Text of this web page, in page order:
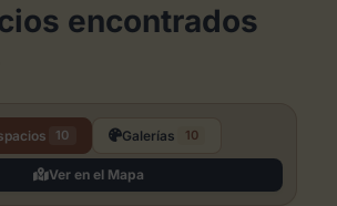
encontrados
10 Galerías 10
Ver en el Mapa